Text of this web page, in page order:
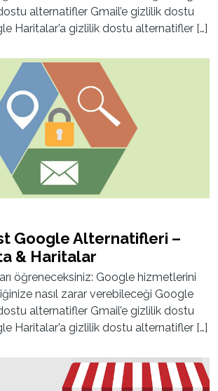
alternatifler Gmail’e gizlilik dostu
Haritalar’a gizlilik dostu alternatifler […]
Google Alternatifleri –
& Haritalar
öğreneceksiniz: Google hizmetlerini
nasıl zarar verebileceği Google
alternatifler Gmail’e gizlilik dostu
Haritalar’a gizlilik dostu alternatifler […]